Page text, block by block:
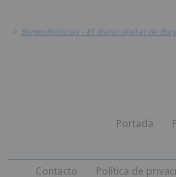
> BurgosNoticias - El diario digital de
Portada
Contacto Política de